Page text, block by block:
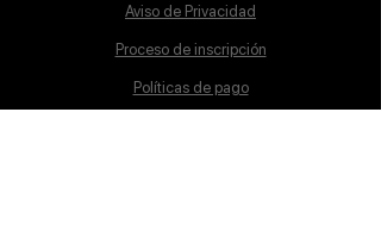
Aviso de Privacidad
Proceso de inscripción
Políticas de pago